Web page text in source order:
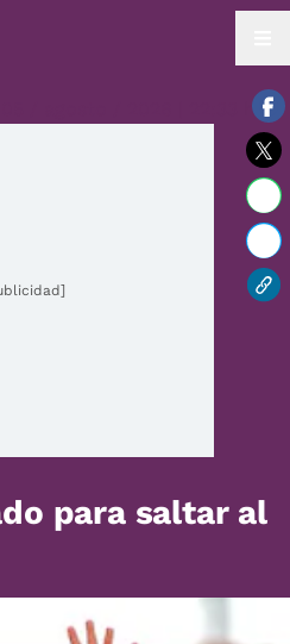
05 / agosto / 2026 | 22:33 hrs.
para saltar al